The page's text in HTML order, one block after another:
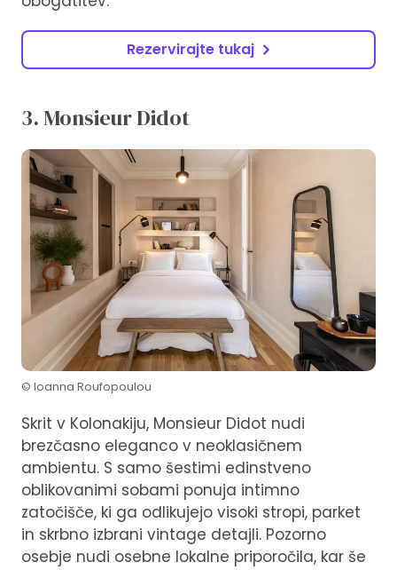
Rezervirajte tukaj
3. Monsieur Didot
© Ioanna Roufopoulou
Skrit v Kolonakiju, Monsieur Didot nudi
brezčasno eleganco v neoklasičnem
ambientu. S samo šestimi edinstveno
oblikovanimi sobami ponuja intimno
zatočišče, ki ga odlikujejo visoki stropi, parket
in skrbno izbrani vintage detajli. Pozorno
osebje nudi osebne lokalne priporočila, kar še